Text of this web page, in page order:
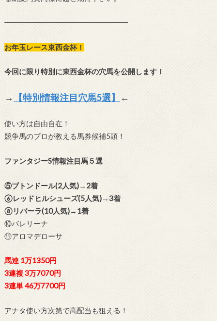
━━━━━━━━━━━━━━━━━
お年玉レース東西金杯！
今回に限り特別に東西金杯の穴馬を公開します！
→ 【特別情報注目穴馬5選】 ←
使い方は自由自在！
競争馬のプロが教える馬券候補5頭！
ファンタジーS情報注目馬５選
⑤ブトンドール(2人気)→2着
⑥レッドヒルシューズ(5人気)→3着
⑧リバーラ(10人気)→1着
⑩バレリーナ
⑪アロマデローサ
馬連 1万1350円
3連複 3万7070円
3連単 46万7700円
アナタ使い方次第で高配当も狙える！